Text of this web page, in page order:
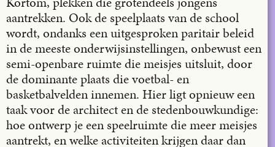
aantrekken. Ook de speelplaats van de school
wordt, ondanks een uitgesproken paritair beleid
in de meeste onderwijsinstellingen, onbewust een
semi-openbare ruimte die meisjes uitsluit, door
de dominante plaats die voetbal- en
basketbalvelden innemen. Hier ligt opnieuw een
taak voor de architect en de stedenbouwkundige:
hoe ontwerp je een speelruimte die meer meisjes
aantrekt, en welke activiteiten krijgen daar dan